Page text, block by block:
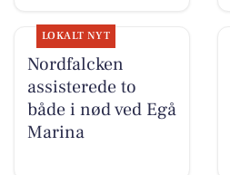
LOKALT NYT
Nordfalcken
assisterede to
både i nød ved Egå
Marina